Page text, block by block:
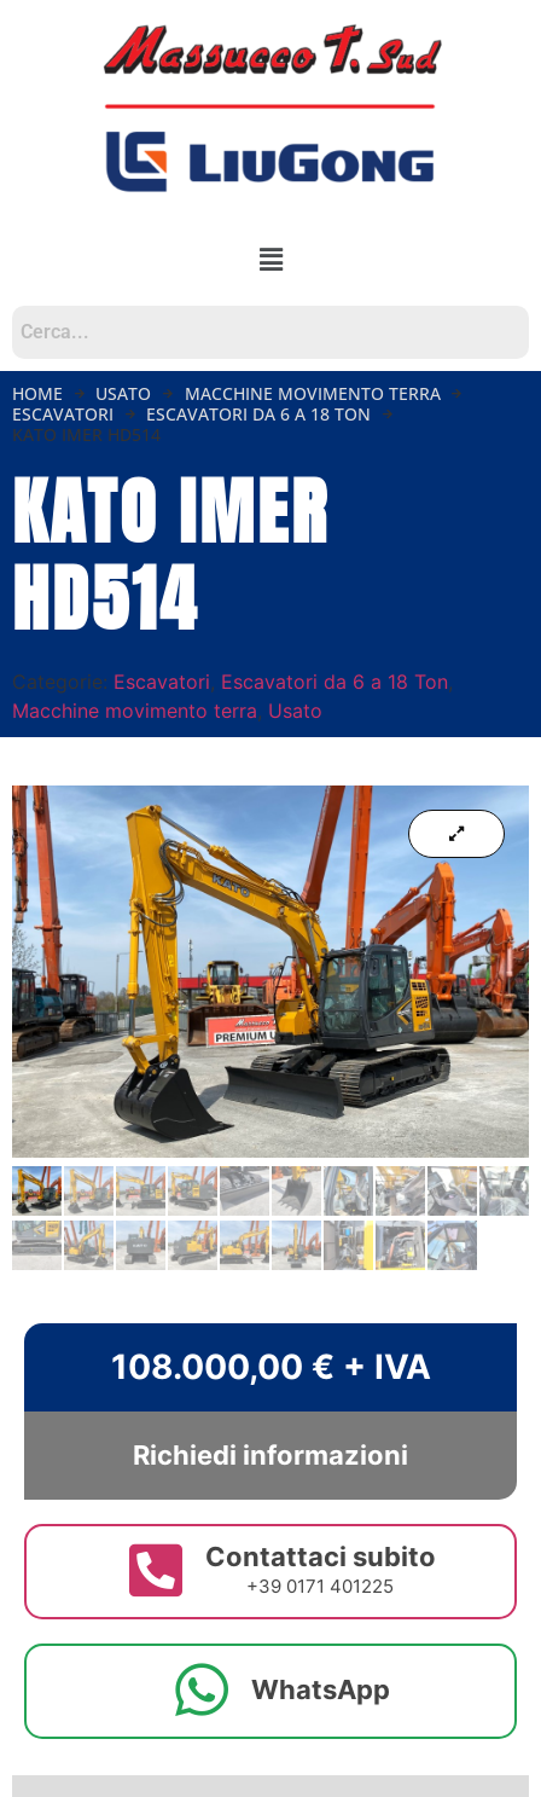
HOME USATO
MACCHINE MOVIMENTO TERRA
ESCAVATORI
ESCAVATORI DA 6 A 18 TON
KATO IMER HD514
KATO IMER
HD514
Categorie: Escavatori, Escavatori da 6 a 18 Ton,
Macchine movimento terra, Usato
108.000,00 € + IVA
Richiedi informazioni
Contattaci subito
+39 0171 401225
WhatsApp